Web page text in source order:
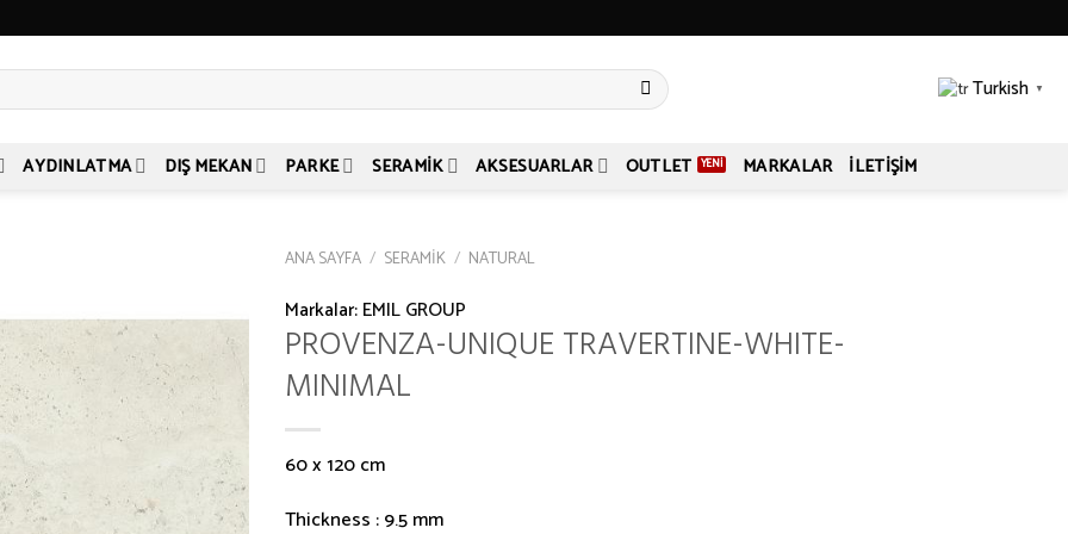
Turkish ▼
AYDINLATMA DIŞ MEKAN PARKE SERAMIK AKSESUARLAR OUTLET MARKALAR İLETIŞIM
ANA SAYFA / SERAMIK / NATURAL
Markalar:EMIL GROUP
PROVENZA-UNIQUE TRAVERTINE-WHITE-
MINIMAL
60 x 120 cm
Thickness : 9.5 mm